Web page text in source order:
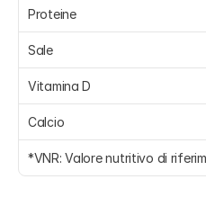
Proteine
Sale
Vitamina D
Calcio
*VNR: Valore nutritivo di